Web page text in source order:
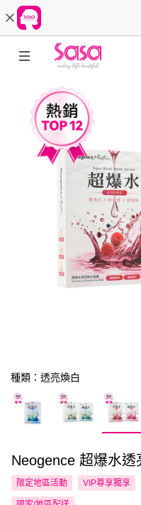
種類：透亮煥白
Neogence 超爆水
限定地區活動 VIP尊享獨享